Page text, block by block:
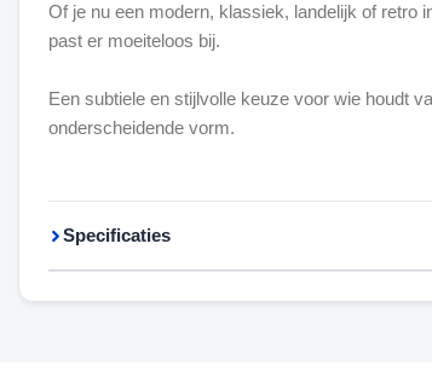
Of je nu een modern, klassiek, landelijk of retro
past er moeiteloos bij.
Een subtiele en stijlvolle keuze voor wie houdt
onderscheidende vorm.
Specificaties